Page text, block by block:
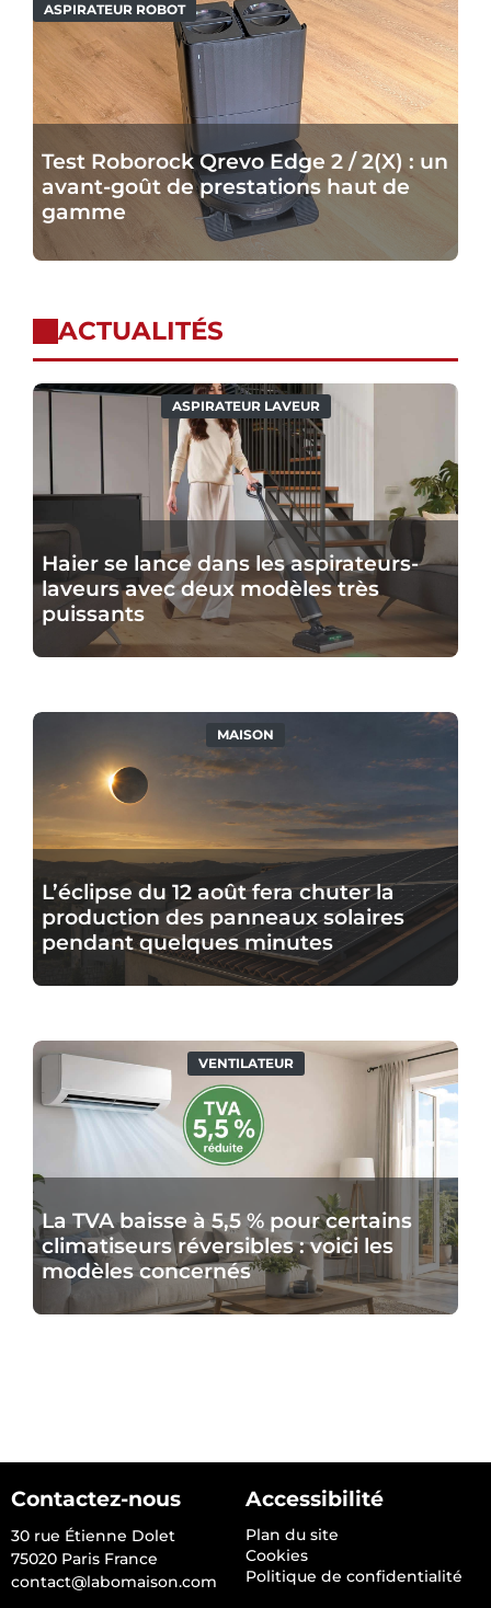
ASPIRATEUR ROBOT
Test Roborock Qrevo Edge 2 / 2(X) : un
avant-goût de prestations haut de
gamme
ACTUALITÉS
Haier
lance
dans
laveurs
avec
modèles
puissants
ASPIRATEUR LAVEUR
Haier se lance dans les aspirateurs-
laveurs avec deux modèles très
puissants
L’éclipse
12
août
fera
chuter
la
production
panneaux
pendant
quelques
minutes
MAISON
L’éclipse du 12 août fera chuter la
production des panneaux solaires
pendant quelques minutes
La
TVA
baisse
5,5
%
pour
certains
climatiseurs
réversibles
concernés
VENTILATEUR
La TVA baisse à 5,5 % pour certains
climatiseurs réversibles : voici les
modèles concernés
Contactez-nous
30 rue Étienne Dolet
75020 Paris France
contact@labomaison.com
Accessibilité
Plan du site
Cookies
Politique de confidentialité